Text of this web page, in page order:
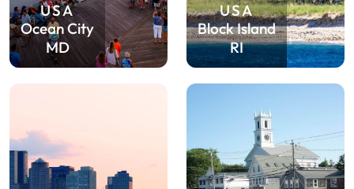
USA
Ocean City
MD
USA
Block Island
RI